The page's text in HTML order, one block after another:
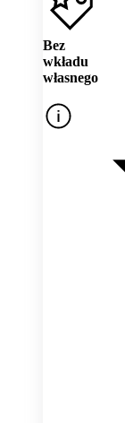
Bez
wkładu
własnego